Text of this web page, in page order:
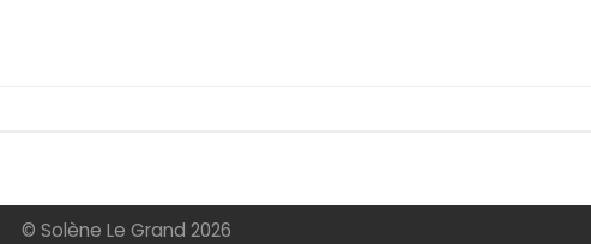
© Solène Le Grand 2026